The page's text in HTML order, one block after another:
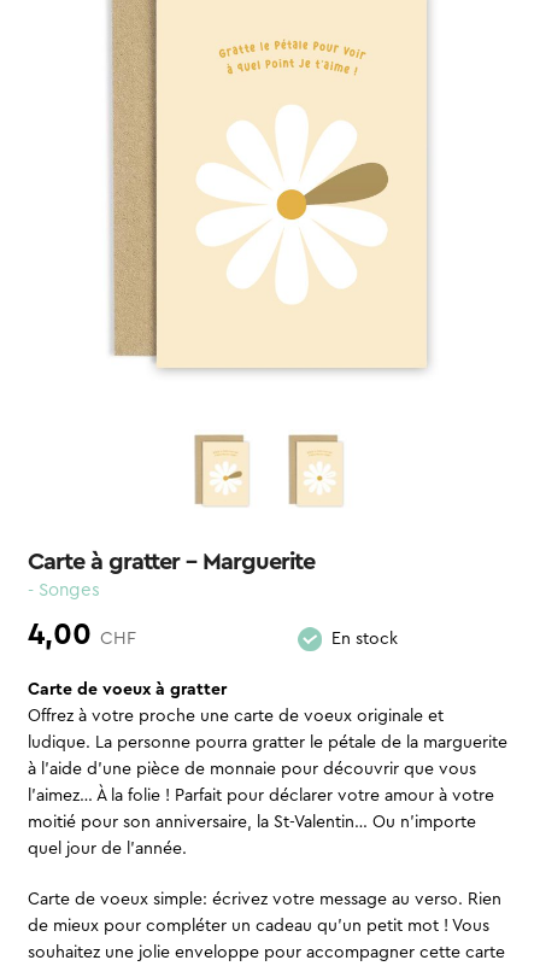
Carte à gratter – Marguerite
- Songes
4,00 CHF En stock
Carte de voeux à gratter
Offrez à votre proche une carte de voeux originale et
ludique. La personne pourra gratter le pétale de la marguerite
à l’aide d’une pièce de monnaie pour découvrir que vous
l’aimez… À la folie ! Parfait pour déclarer votre amour à votre
moitié pour son anniversaire, la St-Valentin… Ou n’importe
quel jour de l’année.
Carte de voeux simple: écrivez votre message au verso. Rien
de mieux pour compléter un cadeau qu’un petit mot ! Vous
souhaitez une jolie enveloppe pour accompagner cette carte